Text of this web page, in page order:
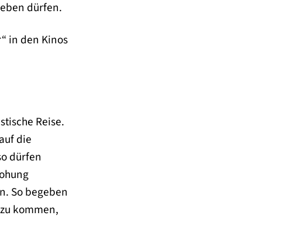
dürfen.
in den Kinos
Reise.
die
dürfen
So begeben
kommen,